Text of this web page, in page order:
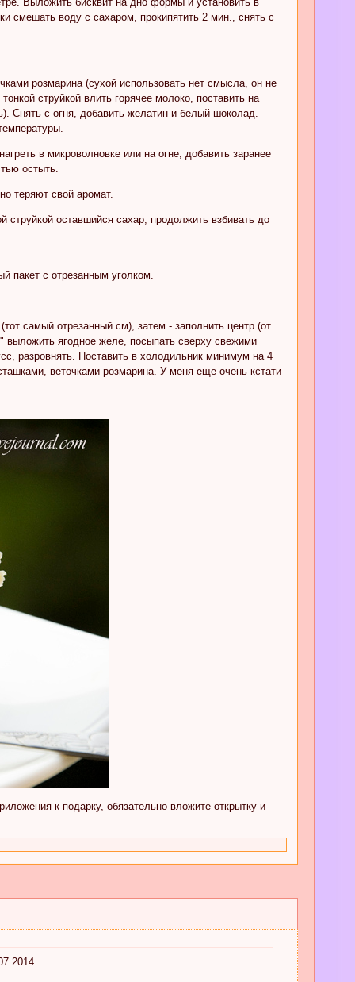
смешать воду с сахаром, прокипятить 2 мин., снять с
розмарина (сухой использовать нет смысла, он не
струйкой влить горячее молоко, поставить на
Снять с огня, добавить желатин и белый шоколад.
в микроволновке или на огне, добавить заранее
остыть.
теряют свой аромат.
струйкой оставшийся сахар, продолжить взбивать до
пакет с отрезанным уголком.
самый отрезанный см), затем - заполнить центр (от
выложить ягодное желе, посыпать сверху свежими
разровнять. Поставить в холодильник минимум на 4
веточками розмарина. У меня еще очень кстати
к подарку, обязательно вложите открытку и